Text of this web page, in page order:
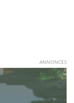
ANNONCES